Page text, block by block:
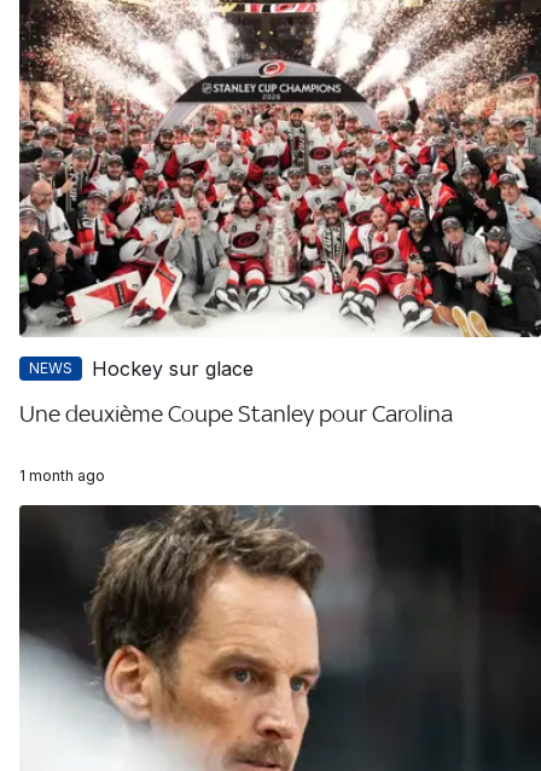
NEWS Hockey sur glace
Une deuxième Coupe Stanley pour Carolina
1 month ago